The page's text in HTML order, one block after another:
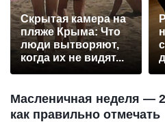
Скрытая камера на
пляже Крыма: Что
люди вытворяют,
когда их не видят...
Масленичная неделя —
как правильно отмечать